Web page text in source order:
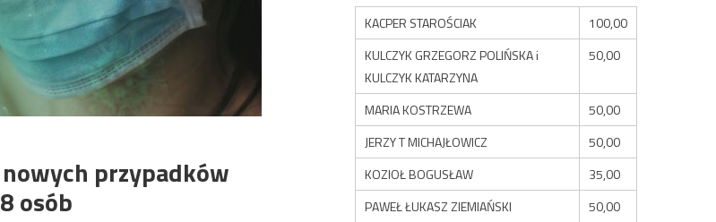
przypadków
osób
KACPER STAROŚCIAK
100,00
KULCZYK GRZEGORZ POLIŃSKA i
KULCZYK KATARZYNA
50,00
MARIA KOSTRZEWA
50,00
JERZY T MICHAJŁOWICZ
50,00
KOZIOŁ BOGUSŁAW
35,00
PAWEŁ ŁUKASZ ZIEMIAŃSKI
50,00